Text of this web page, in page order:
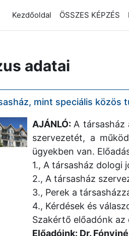
Kezdőoldal
ÖSSZES KÉPZÉS
adatai
mint speciális közös
AJÁNLÓ: A társasház
szervezetét, a
ügyekben van.
1., A társasház dologi
2., A társasház
3., Perek a
4., Kérdések és
Szakértő előadónk
Előadóink: Dr.